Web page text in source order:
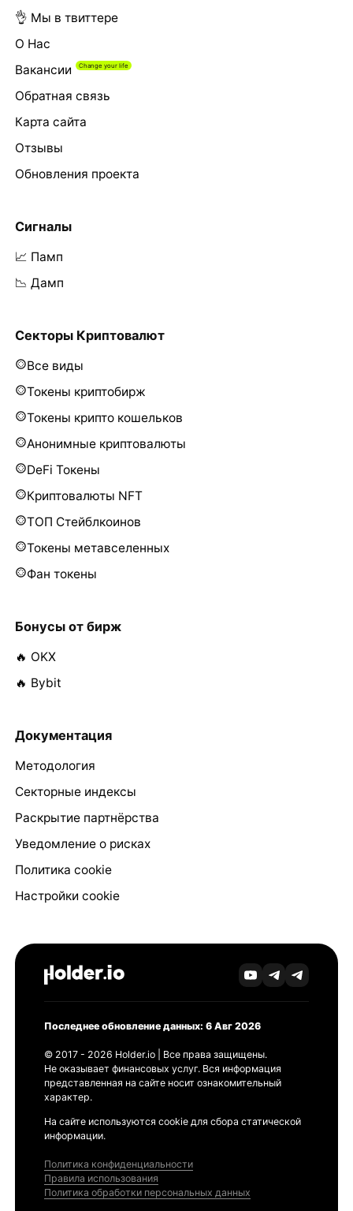
👌 Мы в твиттере
О Нас
Вакансии
Обратная связь
Карта сайта
Отзывы
Обновления проекта
Сигналы
📈 Памп
📉 Дамп
Секторы Криптовалют
Все виды
Токены криптобирж
Токены крипто кошельков
Анонимные криптовалюты
DeFi Токены
Криптовалюты NFT
ТОП Стейблкоинов
Токены метавселенных
Фан токены
Бонусы от бирж
🔥 OKX
🔥 Bybit
Документация
Методология
Секторные индексы
Раскрытие партнёрства
Уведомление о рисках
Политика cookie
Настройки cookie
Последнее обновление данных: 6 Авг 2026
© 2017 - 2026 Holder.io | Все права защищены.
Не оказывает финансовых услуг. Вся информация
представленная на сайте носит ознакомительный
характер.
На сайте используются cookie для сбора статической
информации.
Политика конфиденциальности
Правила использования
Политика обработки персональных данных